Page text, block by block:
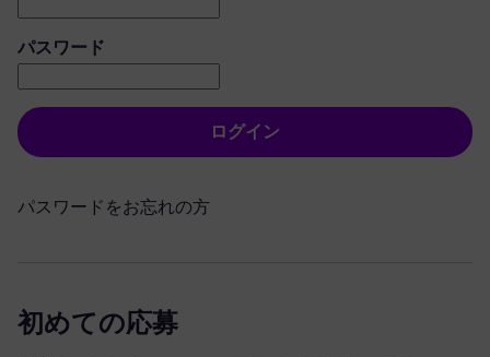
パスワード
ログイン
パスワードをお忘れの方
初めての応募